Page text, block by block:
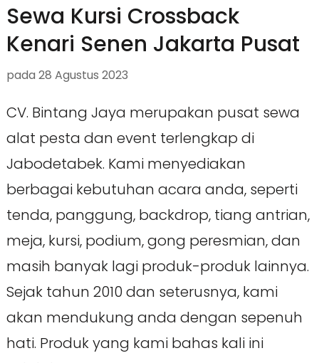
Sewa Kursi Crossback
Kenari Senen Jakarta Pusat
pada 28 Agustus 2023
CV. Bintang Jaya merupakan pusat sewa
alat pesta dan event terlengkap di
Jabodetabek. Kami menyediakan
berbagai kebutuhan acara anda, seperti
tenda, panggung, backdrop, tiang antrian,
meja, kursi, podium, gong peresmian, dan
masih banyak lagi produk-produk lainnya.
Sejak tahun 2010 dan seterusnya, kami
akan mendukung anda dengan sepenuh
hati. Produk yang kami bahas kali ini